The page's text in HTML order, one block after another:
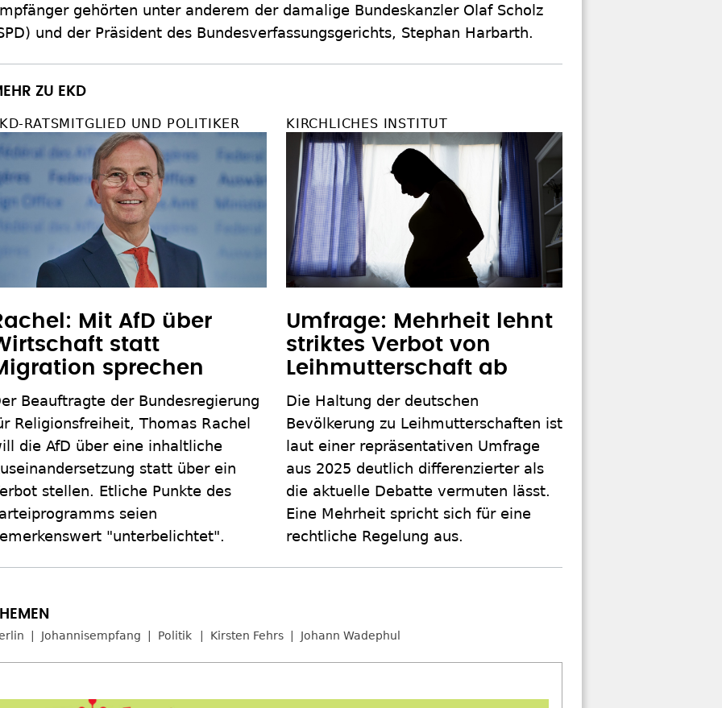
gehörten unter anderem der damalige Bundeskanzler Olaf Scholz
und der Präsident des Bundesverfassungsgerichts, Stephan Harbarth.
ZU EKD
RATSMITGLIED UND POLITIKER
Mit AfD über
statt
sprechen
Beauftragte der Bundesregierung
Religionsfreiheit, Thomas Rachel
die AfD über eine inhaltliche
statt über ein
stellen. Etliche Punkte des
seien
"unterbelichtet".
KIRCHLICHES INSTITUT
Umfrage: Mehrheit lehnt
striktes Verbot von
Leihmutterschaft ab
Die Haltung der deutschen
Bevölkerung zu Leihmutterschaften ist
laut einer repräsentativen Umfrage
aus 2025 deutlich differenzierter als
die aktuelle Debatte vermuten lässt.
Eine Mehrheit spricht sich für eine
rechtliche Regelung aus.
Johannisempfang Politik Kirsten Fehrs Johann Wadephul